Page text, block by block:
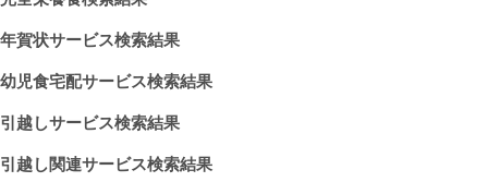
年賀状サービス検索結果
幼児食宅配サービス検索結果
引越しサービス検索結果
引越し関連サービス検索結果